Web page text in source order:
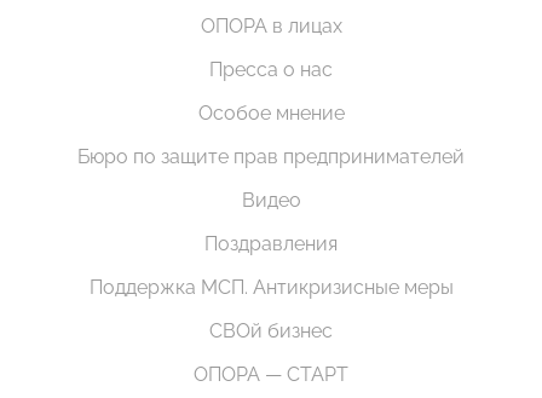
ОПОРА в лицах
Пресса о нас
Особое мнение
Бюро по защите прав предпринимателей
Видео
Поздравления
Поддержка МСП. Антикризисные меры
СВОй бизнес
ОПОРА — СТАРТ